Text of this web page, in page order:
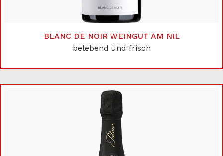
BLANC DE NOIR WEINGUT AM NIL
belebend und frisch